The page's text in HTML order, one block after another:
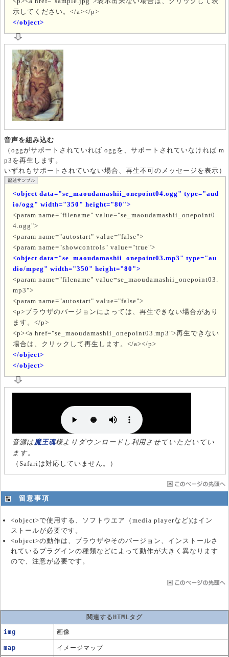
示してください。</a></p>
</object>
音声を組み込む
（oggがサポートされていれば oggを、サポートされていなければ m
p3を再生します。
いずれもサポートされていない場合、再生不可のメッセージを表示）
<object data="se_maoudamashii_onepoint04.ogg" type="aud
io/ogg" width="350" height="80">
<param name="filename" value="se_maoudamashii_onepoint0
4.ogg">
<param name="autostart" value="false">
<param name="showcontrols" value="true">
<object data="se_maoudamashii_onepoint03.mp3" type="au
dio/mpeg" width="350" height="80">
<param name="filename" value=se_maoudamashii_onepoint03.
mp3">
<param name="autostart" value="false">
<p>ブラウザのバージョンによっては、再生できない場合があり
ます。</p>
<p><a href="se_maoudamashii_onepoint03.mp3">再生できない
場合は、クリックして再生します。</a></p>
</object>
</object>
音源は魔王魂様よりダウンロードし利用させていただいてい
ます。
（Safariは対応していません。）
留意事項
<object>で使用する、ソフトウエア（media playerなど)はイン
ストールが必要です。
<object>の動作は、ブラウザやそのバージョン、インストールさ
れているプラグインの種類などによって動作が大きく異なります
ので、注意が必要です。
関連するHTMLタグ
img 画像
map イメージマップ